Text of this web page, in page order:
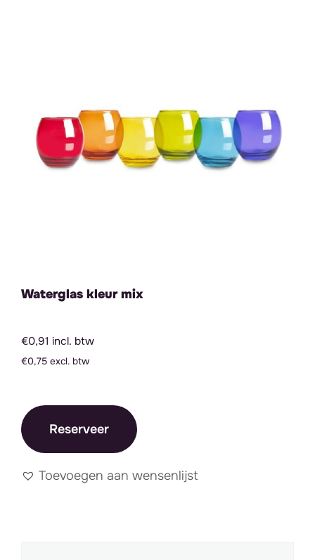
Waterglas kleur mix
€0,91 incl. btw
€0,75 excl. btw
Reserveer
Toevoegen aan wensenlijst